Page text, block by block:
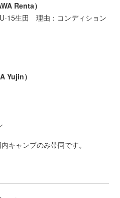
Renta）
15生田 理由：コンディション
Yujin）
キャンプのみ帯同です。